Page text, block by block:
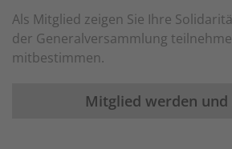
Als Mitglied zeigen Sie Ihre
der Generalversammlung
mitbestimmen.
Mitglied werden und